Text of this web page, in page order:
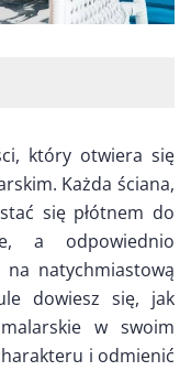
który otwiera się
Każda ściana,
się płótnem do
a odpowiednio
natychmiastową
dowiesz się, jak
w swoim
i odmienić